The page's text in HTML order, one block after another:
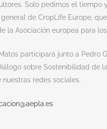
Solo pedimos el tiempo
de CropLife Europe,
la Asociación europea para
participará junto a Pedro
sobre Sostenibilidad
redes sociales.